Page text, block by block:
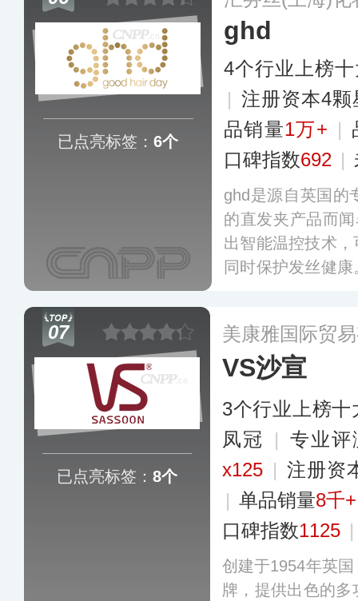
先锋”的美誉。更多
已点亮标签： 6个
ghd
4个行业上榜
| 注册资本4颗
品销量1万+ |
口碑指数692 |
ghd是源自英国的
的直发夹产品而
出智能温控技术
同时保护发丝健
07
已点亮标签： 8个
美康雅国际贸
VS沙宣
3个行业上榜十
凤冠
| 专业
x125 | 注册资
| 单品销量8千+
口碑指数1125
创建于1954年英
牌，提供出色的